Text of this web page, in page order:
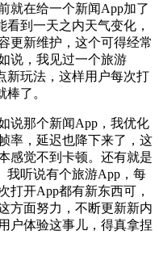
就在给一个新闻App加了
到一天之内天气变化，
更新维护，这个可得经常
说，我见过一个旅游
新玩法，这样用户每次打
了。
说那个新闻App，我优化
率，延迟也降下来了，这
感觉不到卡顿。还有就是
我听说有个旅游App，每
打开App都有新东西可，
方面努力，不断更新新内
户体验这事儿，得真拿捏